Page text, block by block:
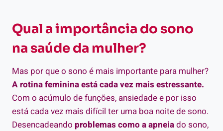
Qual a importância do sono
na saúde da mulher?
Mas por que o sono é mais importante para mulher?
A rotina feminina está cada vez mais estressante.
Com o acúmulo de funções, ansiedade e por isso
está cada vez mais difícil ter uma boa noite de sono.
Desencadeando problemas como a apneiado sono,